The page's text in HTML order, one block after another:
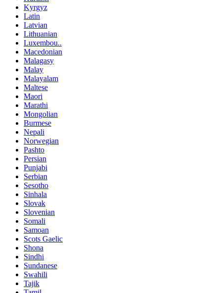
Kyrgyz
Latin
Latvian
Lithuanian
Luxembou..
Macedonian
Malagasy
Malay
Malayalam
Maltese
Maori
Marathi
Mongolian
Burmese
Nepali
Norwegian
Pashto
Persian
Punjabi
Serbian
Sesotho
Sinhala
Slovak
Slovenian
Somali
Samoan
Scots Gaelic
Shona
Sindhi
Sundanese
Swahili
Tajik